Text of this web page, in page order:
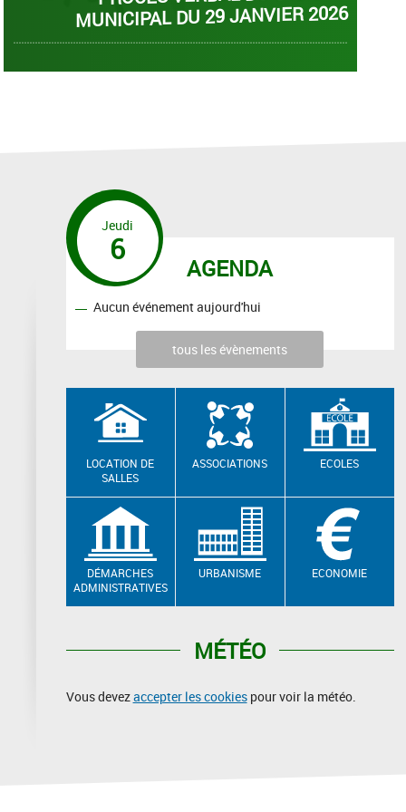
29 JANVIER 2026 MUNICIPAL DU 27
AGENDA
Jeudi
6
Aucun événement aujourd'hui
tous les évènements
LOCATION DE
SALLES
ASSOCIATIONS ECOLES
DÉMARCHES
ADMINISTRATIVES
URBANISME ECONOMIE
MÉTÉO
Vous devezaccepter les cookiespour voir la météo.